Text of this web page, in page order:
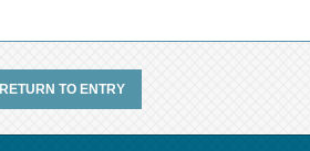
RETURN TO ENTRY